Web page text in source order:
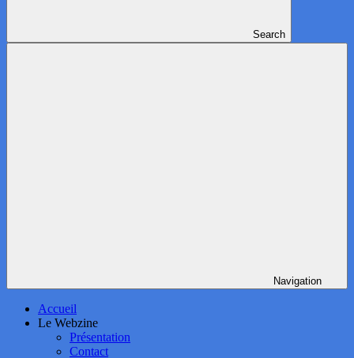
Search
Navigation
Accueil
Le Webzine
Présentation
Contact